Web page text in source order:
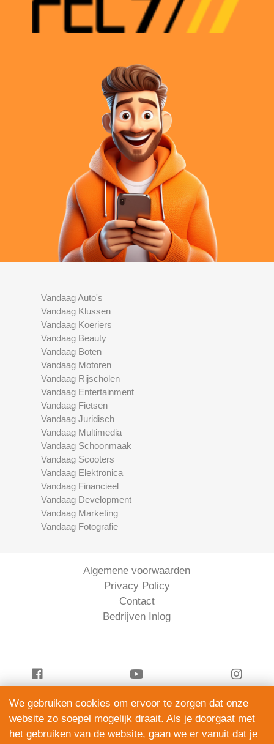
Vandaag Auto's
Vandaag Klussen
Vandaag Koeriers
Vandaag Beauty
Vandaag Boten
Vandaag Motoren
Vandaag Rijscholen
Vandaag Entertainment
Vandaag Fietsen
Vandaag Juridisch
Vandaag Multimedia
Vandaag Schoonmaak
Vandaag Scooters
Vandaag Elektronica
Vandaag Financieel
Vandaag Development
Vandaag Marketing
Vandaag Fotografie
Algemene voorwaarden
Privacy Policy
Contact
Bedrijven Inlog
Vandaag Klussen is onderdeel van
ServiceRight B.V. | KVK 90914872
We gebruiken cookies om ervoor te zorgen dat onze
website zo soepel mogelijk draait. Als je doorgaat met
het gebruiken van de website, gaan we er vanuit dat je